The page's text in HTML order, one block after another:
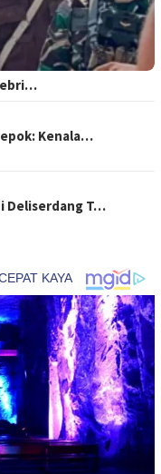
Kenala…
Deliserdang T…